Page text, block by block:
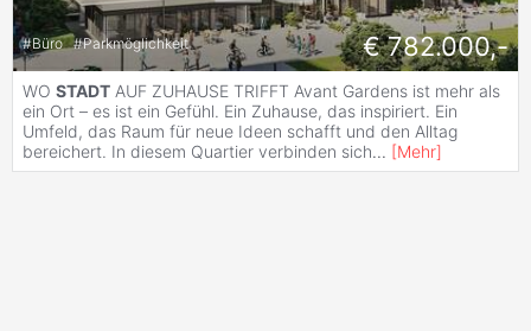
#Büro #Parkmöglichkeit € 782.000,-
WO STADT AUF ZUHAUSE TRIFFT Avant Gardens ist mehr als
ein Ort – es ist ein Gefühl. Ein Zuhause, das inspiriert. Ein
Umfeld, das Raum für neue Ideen schafft und den Alltag
bereichert. In diesem Quartier verbinden sich... [Mehr]